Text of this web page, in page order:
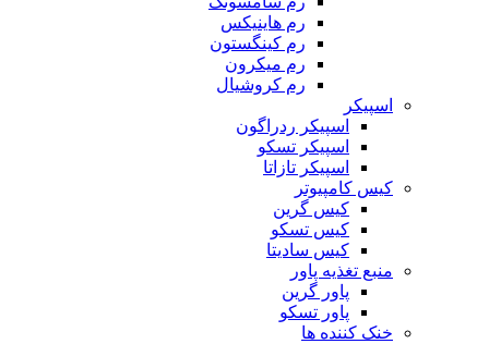
رم هاینیکس
رم کینگستون
رم میکرون
رم کروشیال
اسپیکر
اسپیکر ردراگون
اسپیکر تسکو
اسپیکر تازاتا
کیس کامپیوتر
کیس گرین
کیس تسکو
کیس سادیتا
منبع تغذیه‌ پاور
پاور گرین
پاور تسکو
خنک کننده ها